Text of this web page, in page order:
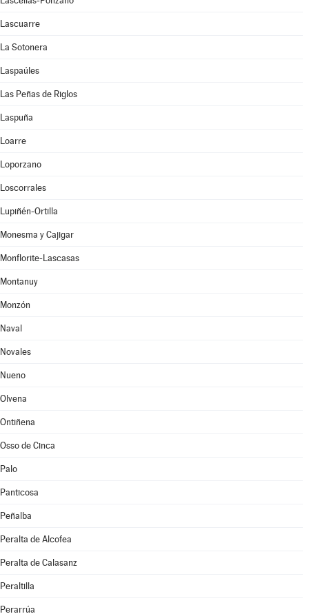
Lascuarre
La Sotonera
Laspaúles
Las Peñas de Riglos
Laspuña
Loarre
Loporzano
Loscorrales
Lupiñén-Ortilla
Monesma y Cajigar
Monflorite-Lascasas
Montanuy
Monzón
Naval
Novales
Nueno
Olvena
Ontiñena
Osso de Cinca
Palo
Panticosa
Peñalba
Peralta de Alcofea
Peralta de Calasanz
Peraltilla
Perarrúa